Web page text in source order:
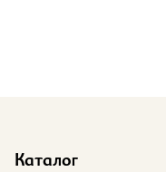
Каталог